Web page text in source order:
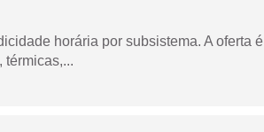
horária por subsistema. A oferta é
térmicas,...